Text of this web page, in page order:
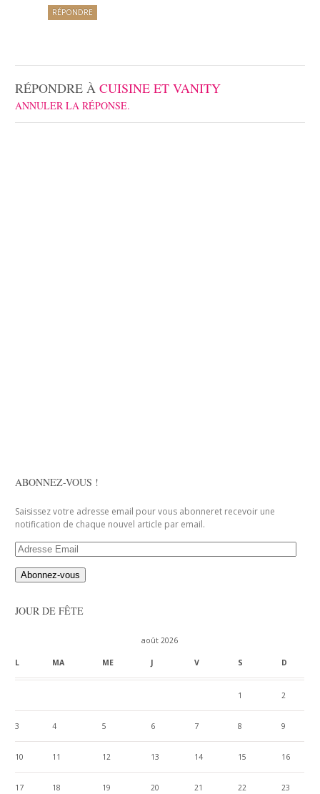
RÉPONDRE
RÉPONDRE ÀCUISINE ET VANITY
ANNULER LA RÉPONSE.
ABONNEZ-VOUS !
Saisissez votre adresse email pour vous abonneret recevoir une
notification de chaque nouvel article par email.
Adresse
Email
JOUR DE FÊTE
août 2026
L MA ME J V S D
1 2
3 4 5 6 7 8 9
10 11 12 13 14 15 16
17 18 19 20 21 22 23